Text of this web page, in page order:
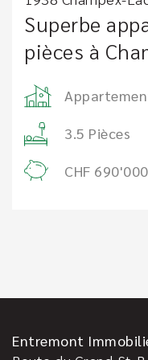
Superbe
pièces à
3.5 Pièces
CHF
Entremont